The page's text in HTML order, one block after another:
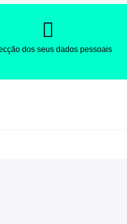
dos seus dados pessoais